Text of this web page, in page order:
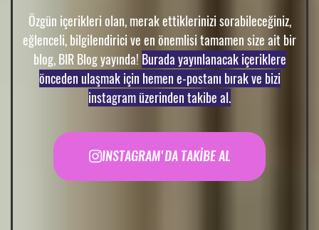
Özgün içerikleri olan, merak ettiklerinizi sorabileceğiniz,
eğlenceli, bilgilendirici ve en önemlisi tamamen size ait bir
blog, BIR Blog yayında! Burada yayınlanacak içeriklere
önceden ulaşmak için hemen e-postanı bırak ve bizi
instagram üzerinden takibe al.
INSTAGRAM'DA TAKİBE AL